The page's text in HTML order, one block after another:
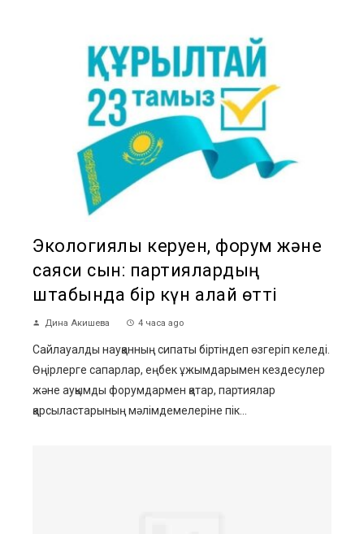
Экологиялық керуен, форум және
саяси сын: партиялардың
штабында бір күн қалай өтті
Дина Акишева 4 часа ago
Сайлауалды науқанның сипаты біртіндеп өзгеріп келеді.
Өңірлерге сапарлар, еңбек ұжымдарымен кездесулер
және ауқымды форумдармен қатар, партиялар
қарсыластарының мәлімдемелеріне пік...